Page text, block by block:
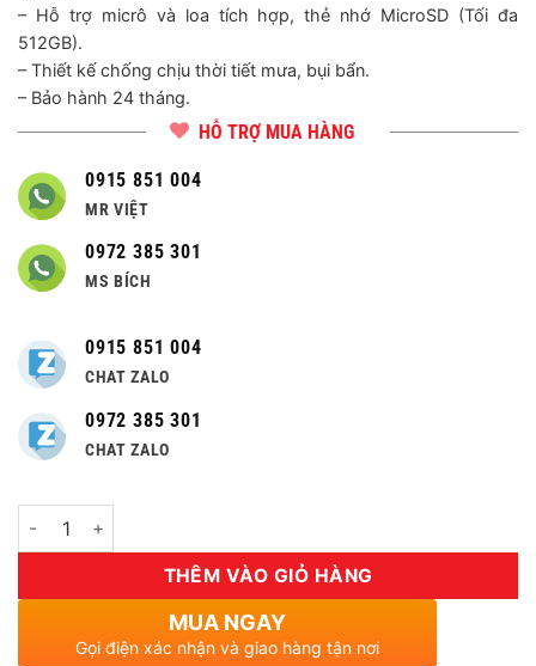
– Hỗ trợ micrô và loa tích hợp, thẻ nhớ MicroSD (Tối đa
512GB).
– Thiết kế chống chịu thời tiết mưa, bụi bẩn.
– Bảo hành 24 tháng.
HỖ TRỢ MUA HÀNG
0915 851 004
MR VIỆT
0972 385 301
MS BÍCH
0915 851 004
CHAT ZALO
0972 385 301
CHAT ZALO
Số lượng
THÊM VÀO GIỎ HÀNG
MUA NGAY
Gọi điện xác nhận và giao hàng tận nơi